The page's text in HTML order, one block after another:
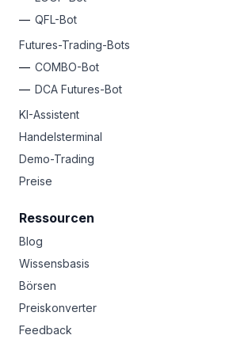
Gewinne rund um die Uhr, nutzen Sie
HODLen Sie langfristig oder traden Sie
welcher Stil, Bitsgap ist Ihr Sprungbrett
QFL-Bot
Futures-Trading-Bots
COMBO-Bot
DCA Futures-Bot
KI-Assistent
Handelsterminal
Demo-Trading
Preise
Ressourcen
Blog
Wissensbasis
Börsen
Preiskonverter
Feedback